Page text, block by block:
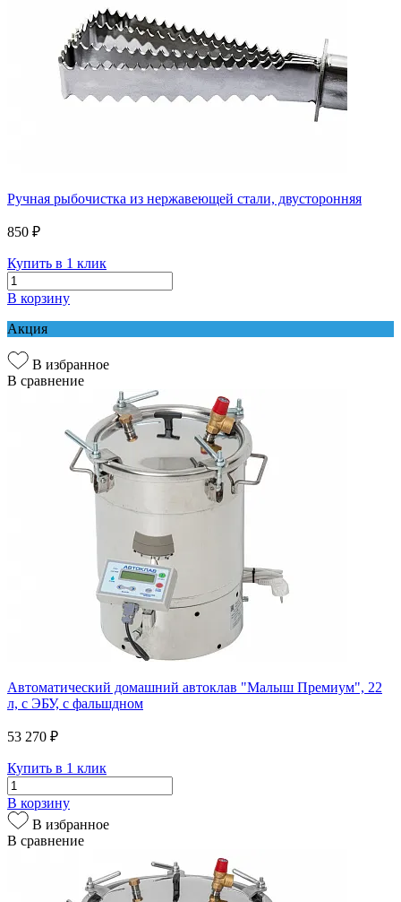
Ручная рыбочистка из нержавеющей стали, двусторонняя
850 ₽
Купить в 1 клик
В корзину
Акция
В избранное
В сравнение
Автоматический домашний автоклав "Малыш Премиум", 22
л, с ЭБУ, с фальшдном
53 270 ₽
Купить в 1 клик
В корзину
В избранное
В сравнение